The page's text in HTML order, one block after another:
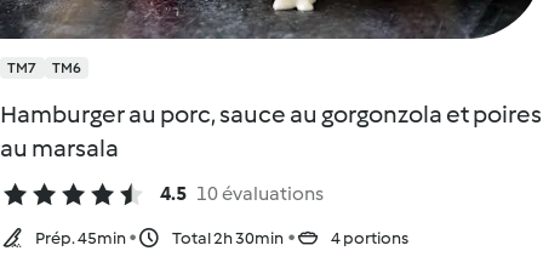
TM7 TM6
Hamburger au porc, sauce au gorgonzola et poires
au marsala
4.5 10 évaluations
Prép. 45min Total 2h 30min 4 portions